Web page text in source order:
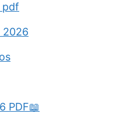
pdf
2026
PDF📖